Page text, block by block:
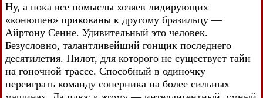
Ну, а пока все помыслы хозяев лидирующих
«конюшен» прикованы к другому бразильцу —
Айртону Сенне. Удивительный это человек.
Безусловно, талантливейший гонщик последнего
десятилетия. Пилот, для которого не существует тайн
на гоночной трассе. Способный в одиночку
переиграть команду соперника на более сильных